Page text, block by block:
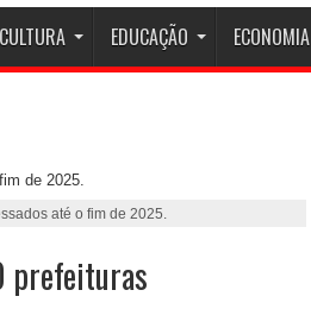
CULTURA EDUCAÇÃO ECONOMIA
até o fim de 2025.
prefeituras